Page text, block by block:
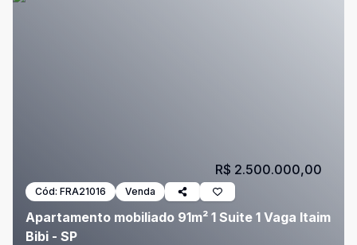
Cód: FRA21016 Venda
Apartamento mobiliado 91m² 1 Suite 1 Vaga Itaim
Bibi - SP
R$ 2.500.000,00